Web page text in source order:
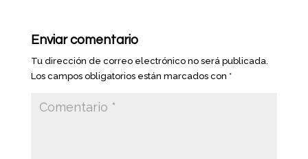
Enviar comentario
Tu dirección de correo electrónico no será publicada.
Los campos obligatorios están marcados con *